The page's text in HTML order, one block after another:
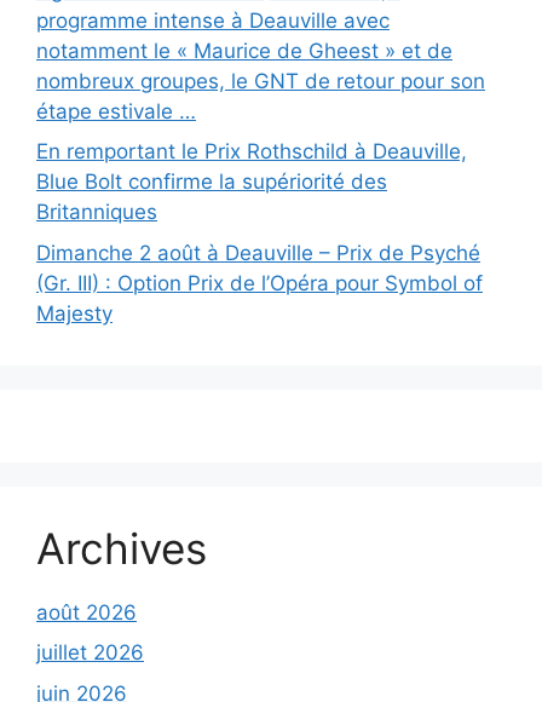
programme intense à Deauville avec
notamment le « Maurice de Gheest » et de
nombreux groupes, le GNT de retour pour son
étape estivale …
En remportant le Prix Rothschild à Deauville,
Blue Bolt confirme la supériorité des
Britanniques
Dimanche 2 août à Deauville – Prix de Psyché
(Gr. III) : Option Prix de l’Opéra pour Symbol of
Majesty
Archives
août 2026
juillet 2026
juin 2026